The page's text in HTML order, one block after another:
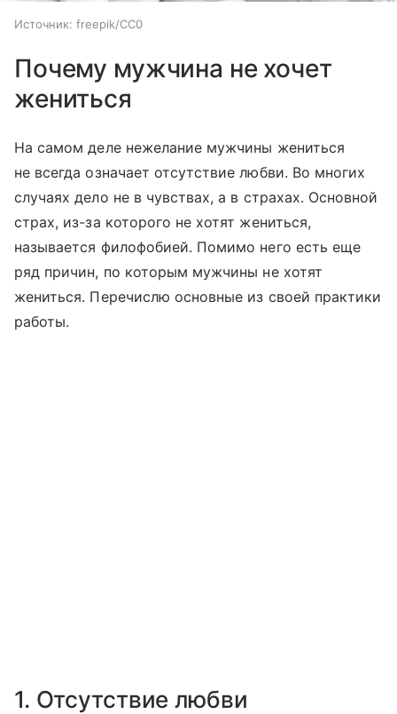
Источник: freepik/CC0
Почему мужчина не хочет
жениться
На самом деле нежелание мужчины жениться
не всегда означает отсутствие любви. Во многих
случаях дело не в чувствах, а в страхах. Основной
страх, из-за которого не хотят жениться,
называется филофобией. Помимо него есть еще
ряд причин, по которым мужчины не хотят
жениться. Перечислю основные из своей практики
работы.
1. Отсутствие любви